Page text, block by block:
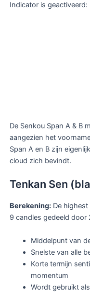
Indicator is geactiveerd:
De Senkou Span A & B
aangezien het
Span A en B zijn
cloud zich bevindt.
Tenkan Sen
Berekening: De
9 candles gedeeld door
Middelpunt van
Snelste van alle
Korte termijn
momentum
Wordt gebruikt